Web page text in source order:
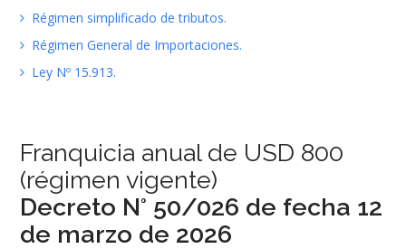
Régimen simplificado de tributos.
Régimen General de Importaciones.
Ley Nº 15.913.
Franquicia anual de USD 800
(régimen vigente)
Decreto N° 50/026 de fecha 12
de marzo de 2026